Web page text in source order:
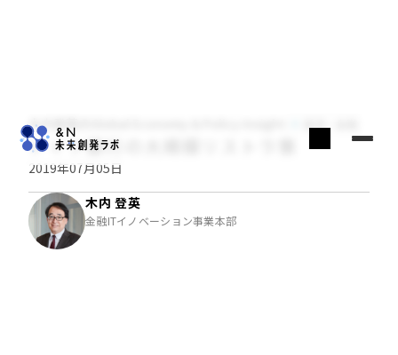
木内登英のGlobal Economy & Policy Insight
ドイツ銀行の大規模リストラ策
2019年07月05日
木内 登英
金融ITイノベーション事業本部